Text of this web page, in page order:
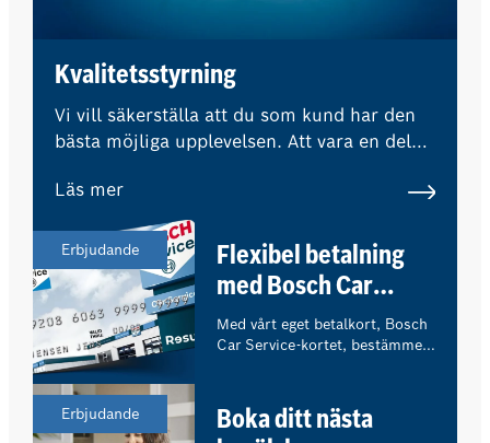
Kvalitetsstyrning
Vi vill säkerställa att du som kund har den
bästa möjliga upplevelsen. Att vara en del
externa experter regelbundet övervakar
våra kvalitetsstandarder och procedurer.
Läs mer
Erbjudande
Flexibel betalning
med Bosch Car
Service-kortet
Med vårt eget betalkort, Bosch
Car Service-kortet, bestämmer
Erbjudande
Boka ditt nästa